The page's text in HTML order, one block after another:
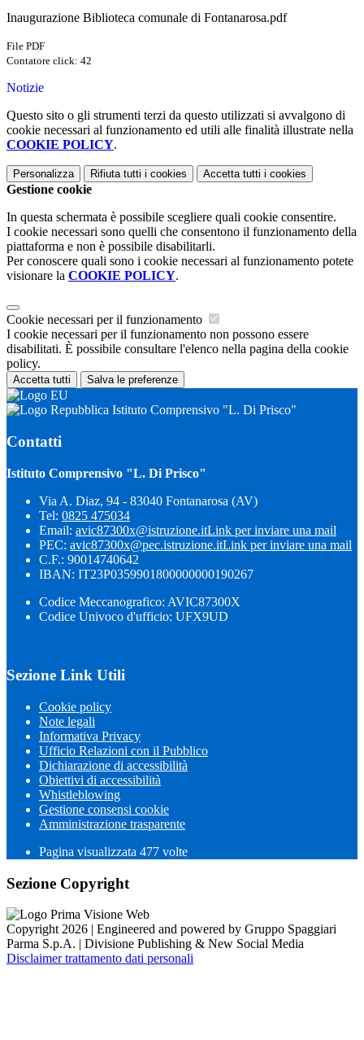
Inaugurazione Biblioteca comunale di Fontanarosa.pdf
File PDF
Contatore click: 42
Notizie
Questo sito o gli strumenti terzi da questo utilizzati si avvalgono di
cookie necessari al funzionamento ed utili alle finalità illustrate nella
COOKIE POLICY.
Personalizza Rifiuta tutti i cookies Accetta tutti i cookies
Gestione cookie
In questa schermata è possibile scegliere quali cookie consentire.
I cookie necessari sono quelli che consentono il funzionamento della
piattaforma e non è possibile disabilitarli.
Per conoscere quali sono i cookie necessari al funzionamento potete
visionare la COOKIE POLICY.
Cookie necessari per il funzionamento
I cookie necessari per il funzionamento non possono essere
disabilitati. È possibile consultare l'elenco nella pagina della cookie
policy.
Accetta tutti Salva le preferenze
Istituto Comprensivo "L. Di Prisco"
Contatti
Istituto Comprensivo "L. Di Prisco"
Via A. Diaz, 94 - 83040 Fontanarosa (AV)
Tel: 0825 475034
Email: avic87300x@istruzione.itLink per inviare una mail
PEC: avic87300x@pec.istruzione.itLink per inviare una mail
C.F.: 90014740642
IBAN: IT23P0359901800000000190267
Codice Meccanografico: AVIC87300X
Codice Univoco d'ufficio: UFX9UD
Sezione Link Utili
Cookie policy
Note legali
Informativa Privacy
Ufficio Relazioni con il Pubblico
Dichiarazione di accessibilità
Obiettivi di accessibilità
Whistleblowing
Gestione consensi cookie
Amministrazione trasparente
Pagina visualizzata 477 volte
Sezione Copyright
Copyright 2026 | Engineered and powered by Gruppo Spaggiari
Parma S.p.A. | Divisione Publishing & New Social Media
Disclaimer trattamento dati personali